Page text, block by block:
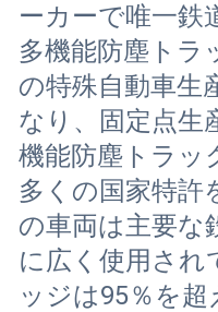
ーカーで唯一鉄
多機能防塵トラ
の特殊自動車生
なり、固定点生
機能防塵トラッ
多くの国家特許
の車両は主要な
に広く使用され
ッジは95％を